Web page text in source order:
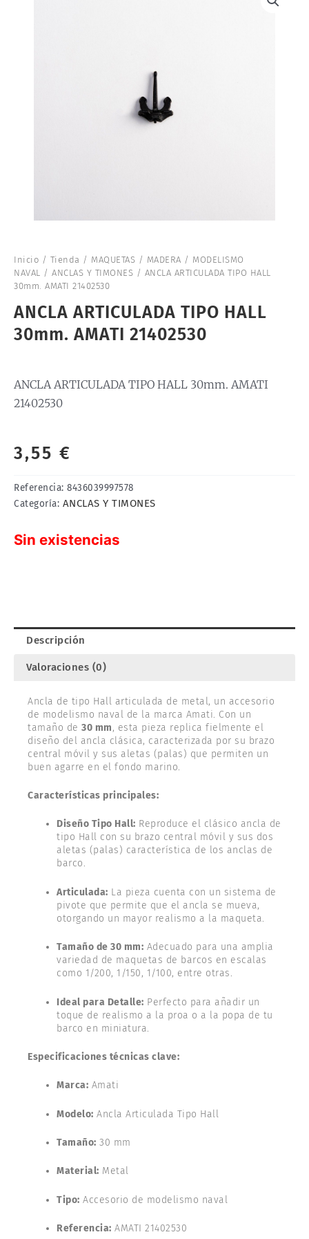
Inicio / Tienda / MAQUETAS / MADERA / MODELISMO
NAVAL / ANCLAS Y TIMONES / ANCLA ARTICULADA TIPO HALL
30mm. AMATI 21402530
ANCLA ARTICULADA TIPO HALL
30mm. AMATI 21402530
ANCLA ARTICULADA TIPO HALL 30mm. AMATI
21402530
3,55 €
Referencia: 8436039997578
Categoría: ANCLAS Y TIMONES
Sin existencias
Descripción
Valoraciones (0)
Ancla de tipo Hall articulada de metal, un accesorio
de modelismo naval de la marca Amati. Con un
tamaño de 30 mm, esta pieza replica fielmente el
diseño del ancla clásica, caracterizada por su brazo
central móvil y sus aletas (palas) que permiten un
buen agarre en el fondo marino.
Características principales:
Diseño Tipo Hall: Reproduce el clásico ancla de
tipo Hall con su brazo central móvil y sus dos
aletas (palas) característica de los anclas de
barco.
Articulada: La pieza cuenta con un sistema de
pivote que permite que el ancla se mueva,
otorgando un mayor realismo a la maqueta.
Tamaño de 30 mm: Adecuado para una amplia
variedad de maquetas de barcos en escalas
como 1/200, 1/150, 1/100, entre otras.
Ideal para Detalle: Perfecto para añadir un
toque de realismo a la proa o a la popa de tu
barco en miniatura.
Especificaciones técnicas clave:
Marca: Amati
Modelo: Ancla Articulada Tipo Hall
Tamaño: 30 mm
Material: Metal
Tipo: Accesorio de modelismo naval
Referencia: AMATI 21402530